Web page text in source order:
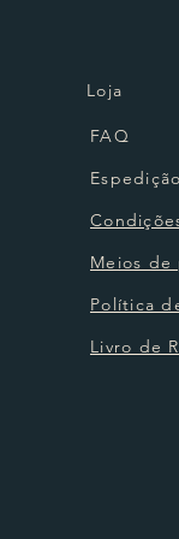
Loja
FAQ
Meios de
Política
Livro de